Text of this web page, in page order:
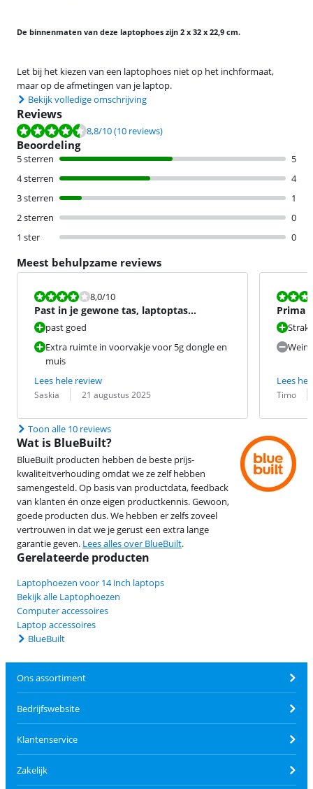
De binnenmaten van deze laptophoes zijn 2 x 32 x 22,9 cm.
Let bij het kiezen van een laptophoes niet op het inchformaat,
maar op de afmetingen van je laptop.
Bekijk volledige omschrijving
Reviews
Beoordeling is 8,8 van de 10, gebaseerd op 10 reviews.
8,8/10(10 reviews)
Beoordeling
5 sterren
5
4 sterren
4
3 sterren
1
2 sterren
0
1 ster
0
Meest behulpzame reviews
Beoordeling is 8,0 van de 10.
8,0/10
Past in je gewone tas, laptoptas
overbodig
past goed
Extra ruimte in voorvakje voor 5g dongle en
muis
Lees hele review
Beoordeling door:
Saskia
Datum: 21 augustus 2025
Prima
Strak
Lees
Timo
Datum:
Toon alle 10 reviews
Wat is BlueBuilt?
BlueBuilt producten hebben de beste prijs-
kwaliteitverhouding omdat we ze zelf hebben
samengesteld. Op basis van productdata, feedback
van klanten én onze eigen productkennis. Gewoon,
goede producten dus. We hebben er zelfs zoveel
vertrouwen in dat we je gerust een extra lange
garantie geven. Lees alles over BlueBuilt.
Gerelateerde producten
Laptophoezen voor 14 inch laptops
Bekijk alle Laptophoezen
Computer accessoires
Laptop accessoires
BlueBuilt
Ons assortiment
Bedrijfswebsite
Klantenservice
Zakelijk